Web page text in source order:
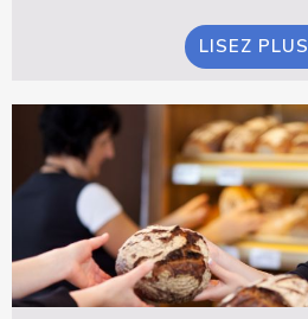
LISEZ PLUS